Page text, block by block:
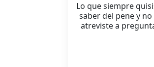
Lo que siempre
saber del pene y
atreviste a